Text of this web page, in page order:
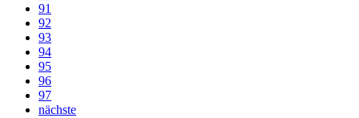
91
92
93
94
95
96
97
nächste